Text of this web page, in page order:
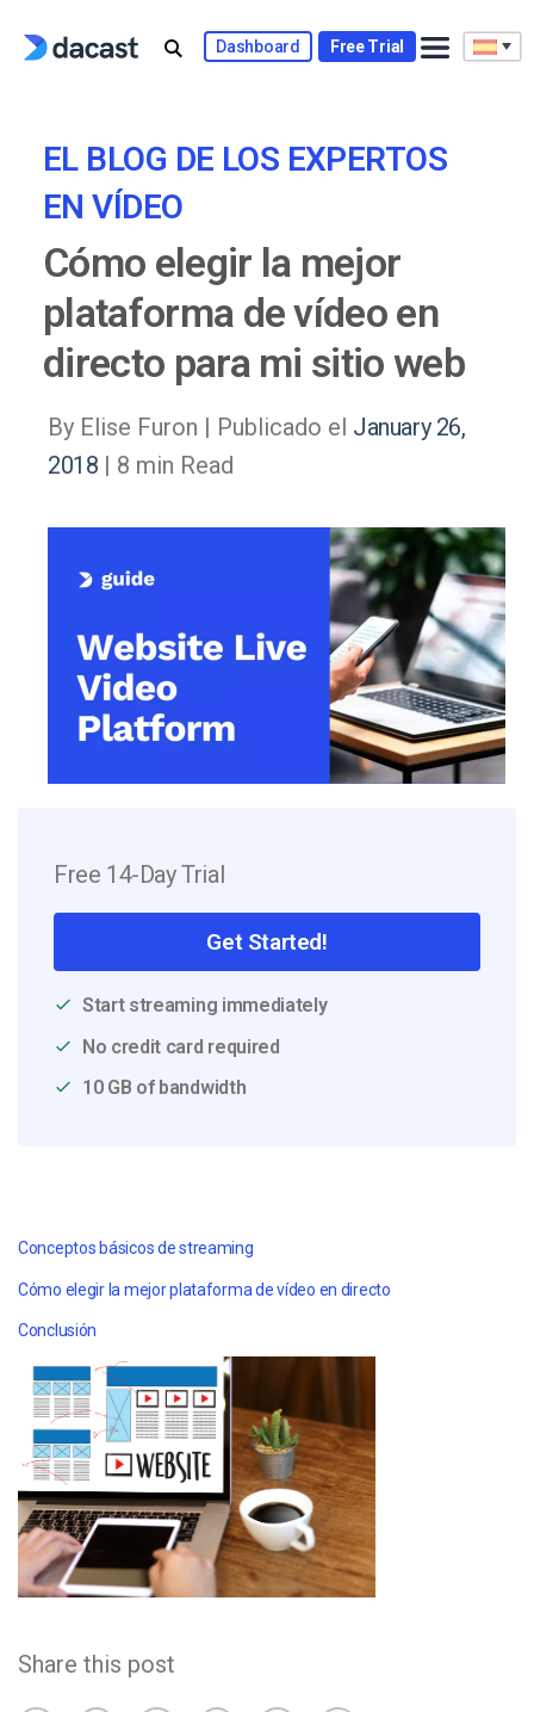
Dashboard Free Trial
EL BLOG DE LOS EXPERTOS
EN VÍDEO
Cómo elegir la mejor
plataforma de vídeo en
directo para mi sitio web
By Elise Furon | Publicado el January 26,
2018 | 8 min Read
Free 14-Day Trial
Get Started!
Start streaming immediately
No credit card required
10 GB of bandwidth
Conceptos básicos de streaming
Cómo elegir la mejor plataforma de vídeo en directo
Conclusión
Share this post